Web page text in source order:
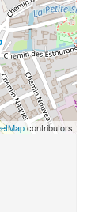
contributors